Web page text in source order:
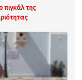
πιγκάλ της